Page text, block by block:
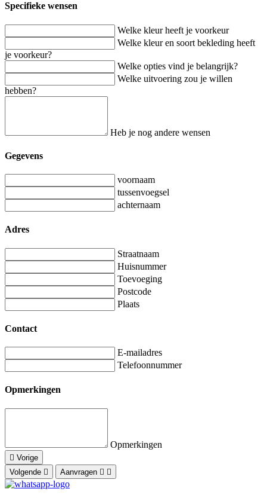
Specifieke wensen
Welke kleur heeft je voorkeur
Welke kleur en soort bekleding heeft
je voorkeur?
Welke opties vind je belangrijk?
Welke uitvoering zou je willen
hebben?
Heb je nog andere wensen
Gegevens
voornaam
tussenvoegsel
achternaam
Adres
Straatnaam
Huisnummer
Toevoeging
Postcode
Plaats
Contact
E-mailadres
Telefoonnummer
Opmerkingen
Opmerkingen
Vorige
Volgende
Aanvragen